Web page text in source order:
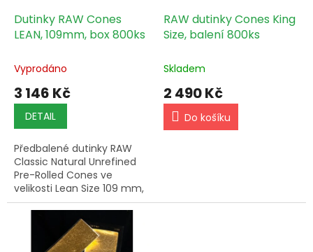
dDutinky RAW Cones
LEAN, 109mm, box 800ks
Vyprodáno
3 146 Kč
DETAIL
Předbalené dutinky RAW
Classic Natural Unrefined
Pre-Rolled Cones ve
velikosti Lean Size 109 mm,
balení obsahuje 800 kusů.
RAW dutinky Cones King
Size, balení 800ks
Skladem
2 490 Kč
Do košíku